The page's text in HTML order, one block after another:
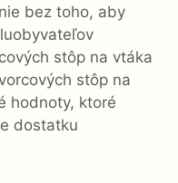
bez toho, aby
stôp na vtáka
stôp na
hodnoty, ktoré
dostatku